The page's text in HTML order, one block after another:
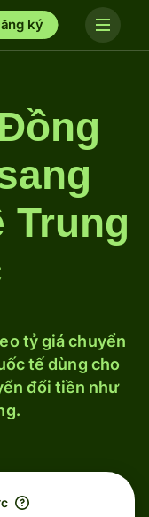
ký
Trung
tỷ giá chuyển
tế dùng cho
đổi tiền như